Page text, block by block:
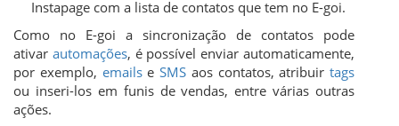
Instapage com a lista de contatos que tem no E-goi.
Como no E-goi a sincronização de contatos pode
ativar automações, é possível enviar automaticamente,
por exemplo, emailse SMS aos contatos, atribuir tags
ou inseri-los em funis de vendas, entre várias outras
ações.